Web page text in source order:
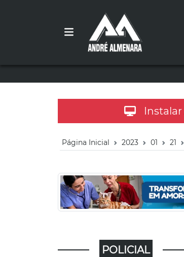
Página Inicial 2023 01 21
POLICIAL